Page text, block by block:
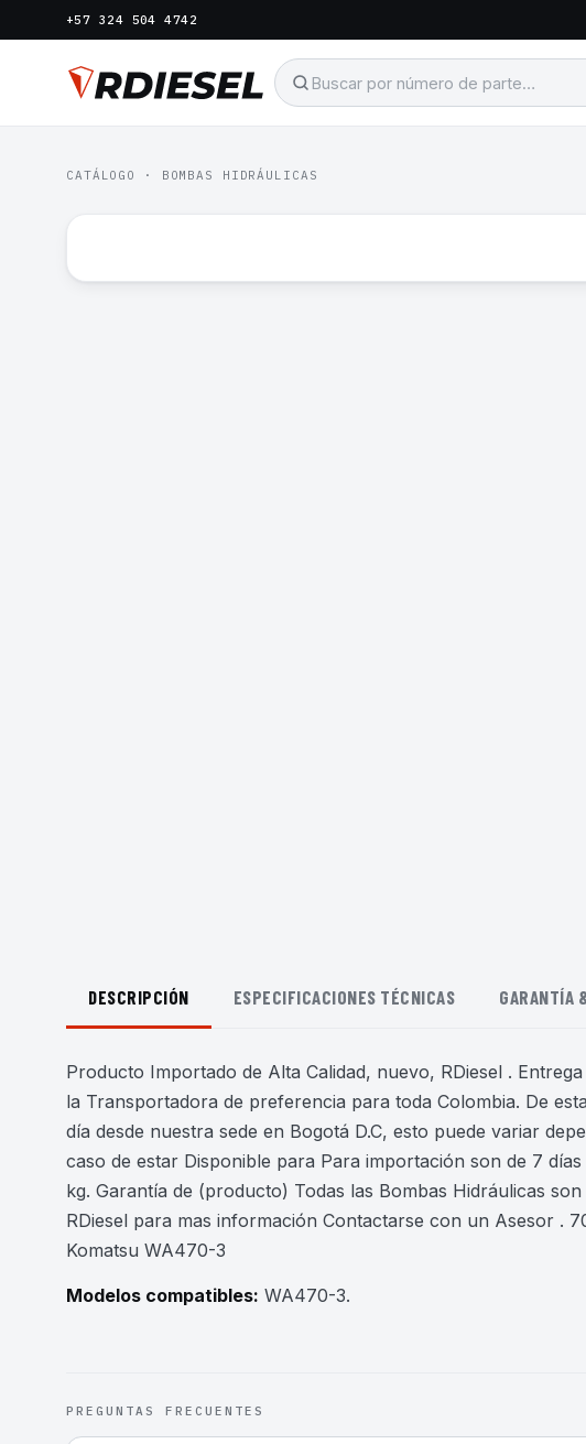
+57 324 504 4742
CATÁLOGO · BOMBAS HIDRÁULICAS
DESCRIPCIÓN ESPECIFICACIONES TÉCNICAS GARANTÍA
Producto Importado de Alta Calidad, nuevo, RDiesel .
la Transportadora de preferencia para toda Colombia. De
día desde nuestra sede en Bogotá D.C, esto puede variar
caso de estar Disponible para Para importación son de 7
kg. Garantía de (producto) Todas las Bombas Hidráulicas
RDiesel para mas información Contactarse con un Asesor .
Komatsu WA470-3
Modelos compatibles: WA470-3.
PREGUNTAS FRECUENTES